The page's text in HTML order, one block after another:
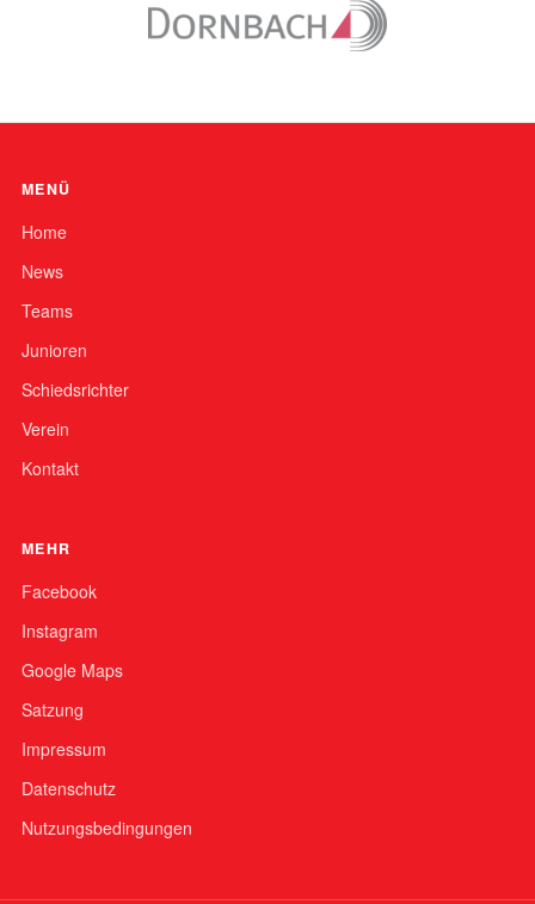
MENÜ
Home
News
Teams
Junioren
Schiedsrichter
Verein
Kontakt
MEHR
Facebook
Instagram
Google Maps
Satzung
Impressum
Datenschutz
Nutzungsbedingungen